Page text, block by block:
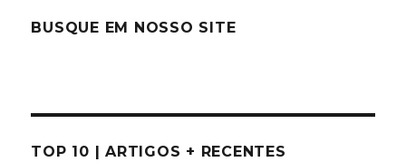
BUSQUE EM NOSSO SITE
TOP 10 | ARTIGOS + RECENTES